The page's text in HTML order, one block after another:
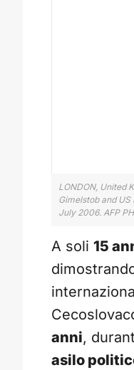
LONDON, United
Gimelstob and
July 2006. AFP
A soli 15
anni,
asilo